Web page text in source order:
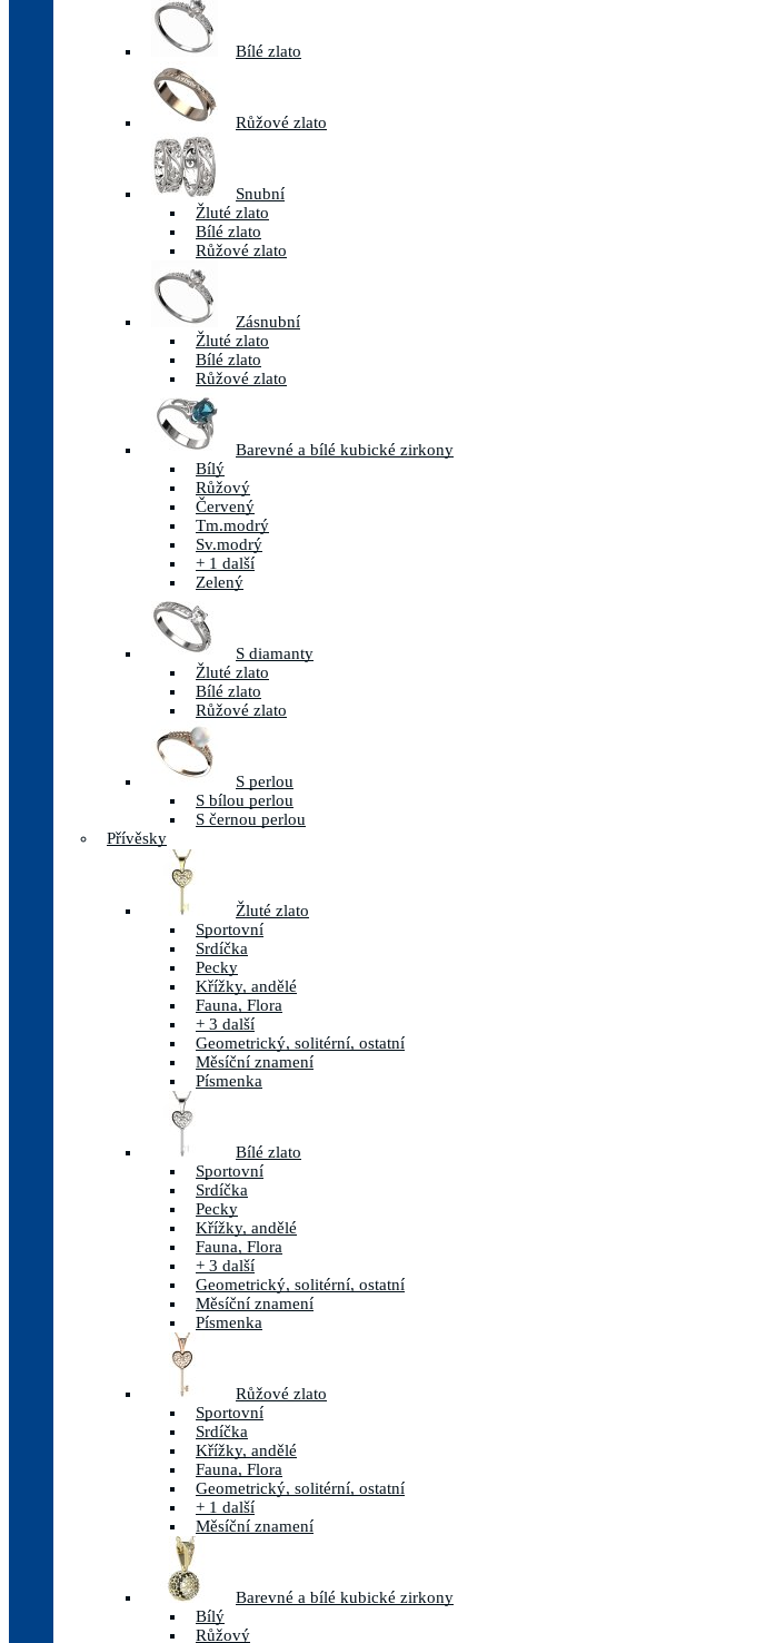
Bílé zlato
Růžové zlato
Snubní
Žluté zlato
Bílé zlato
Růžové zlato
Zásnubní
Žluté zlato
Bílé zlato
Růžové zlato
Barevné a bílé kubické zirkony
Bílý
Růžový
Červený
Tm.modrý
Sv.modrý
+ 1 další
Zelený
S diamanty
Žluté zlato
Bílé zlato
Růžové zlato
S perlou
S bílou perlou
S černou perlou
Přívěsky
Žluté zlato
Sportovní
Srdíčka
Pecky
Křížky, andělé
Fauna, Flora
+ 3 další
Geometrický, solitérní, ostatní
Měsíční znamení
Písmenka
Bílé zlato
Sportovní
Srdíčka
Pecky
Křížky, andělé
Fauna, Flora
+ 3 další
Geometrický, solitérní, ostatní
Měsíční znamení
Písmenka
Růžové zlato
Sportovní
Srdíčka
Křížky, andělé
Fauna, Flora
Geometrický, solitérní, ostatní
+ 1 další
Měsíční znamení
Barevné a bílé kubické zirkony
Bílý
Růžový